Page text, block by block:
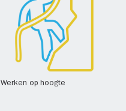
Werken op hoogte